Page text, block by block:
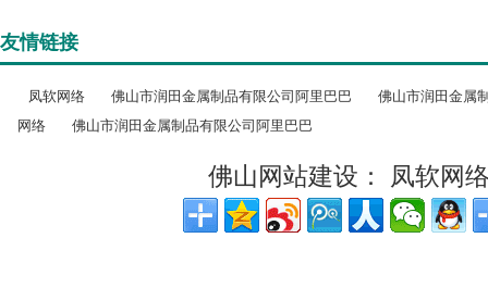
问
不锈钢管是如何在市场中得到广泛推广的？
答
不锈钢管拥有鲜明的市场优势，这种类型 的管道材料采用合金制
友情链接
凤软网络 佛山市润田金属制品有限公司阿里巴巴
佛山市润田金属
网络
佛山市润田金属制品有限公司阿里巴巴
佛山网站建设： 凤软网